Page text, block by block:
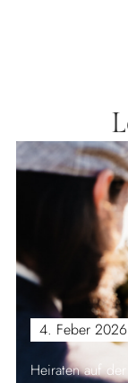
4. Feber 2026
Heiraten auf